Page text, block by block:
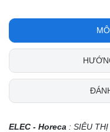
ELEC - Horeca : SIÊU